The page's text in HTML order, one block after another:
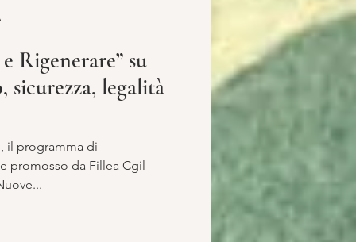
Rigenerare” su
legalità
Nuove...